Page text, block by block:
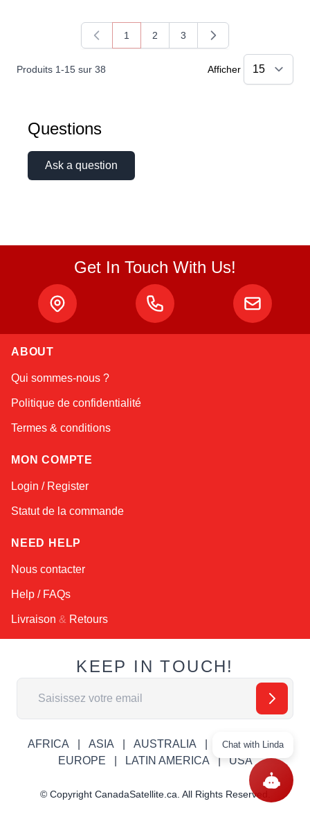
Produits 1-15 sur 38
Vous lisez actuellement la page
1
Page
2
Page
3
Afficher
Questions
Ask a question
Get In Touch With Us!
ABOUT
Qui sommes-nous ?
Politique de confidentialité
Termes & conditions
MON COMPTE
Login / Register
Statut de la commande
NEED HELP
Nous contacter
Help / FAQs
Livraison & Retours
KEEP IN TOUCH!
Adresse email
AFRICA ASIA AUSTRALIA
CANADA
EUROPE
LATIN AMERICA USA
© Copyright CanadaSatellite.ca. All Rights Reserved.
Chat with Linda